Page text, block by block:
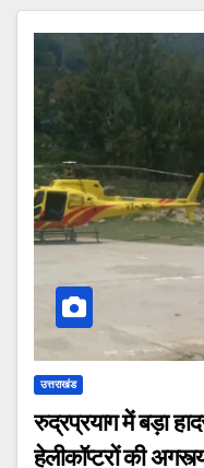
उत्तराखंड
रुद्रप्रयाग में बड़ा
हेलीकॉप्टरों की